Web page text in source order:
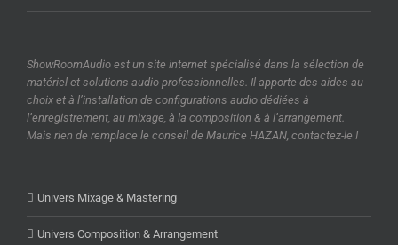
ShowRoomAudio est un site internet spécialisé dans la sélection de
matériel et solutions audio-professionnelles. Il apporte des aides au
choix et à l’installation de configurations audio dédiées à
l’enregistrement, au mixage, à la composition & à l’arrangement.
Mais rien de remplace le conseil de Maurice HAZAN, contactez-le !
Univers Mixage & Mastering
Univers Composition & Arrangement